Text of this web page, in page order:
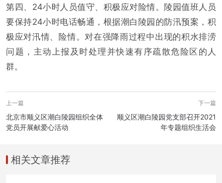
第四、24小时人员值守、积极应对险情。陵园值班人员
要保持24小时电话畅通，根据潮白陵园的防汛预案，积
极应对汛情、险情。对在强降雨过程中出现的积水排涝
问题，主动上报及时处理并快速有序疏散危险区的人
群。
上一篇
北京市顺义区潮白陵园组织全体
党员开展献爱心活动
下一篇
顺义区潮白陵园党支部召开2021
年专题组织生活会
相关文章推荐